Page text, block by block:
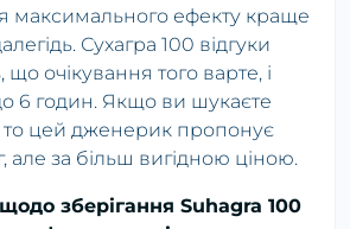
максимального ефекту краще
Сухагра 100 відгуки
очікування того варте, і
6 годин. Якщо ви шукаєте
то цей дженерик пропонує
але за більш вигідною ціною.
зберігання Suhagra 100